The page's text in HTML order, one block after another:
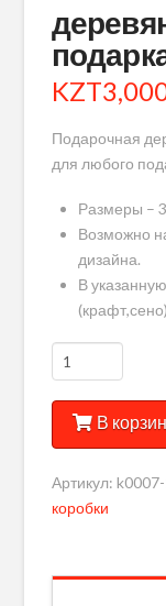
KZT
Подарочная
для любого
Размеры –
Возможно
дизайна.
В
Количество
деревянная
коробка
для
В
Артикул:
коробки